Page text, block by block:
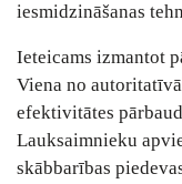
iesmidzināšanas
Ieteicams izmantot
Viena no
efektivitātes
Lauksaimnieku
skābbarības